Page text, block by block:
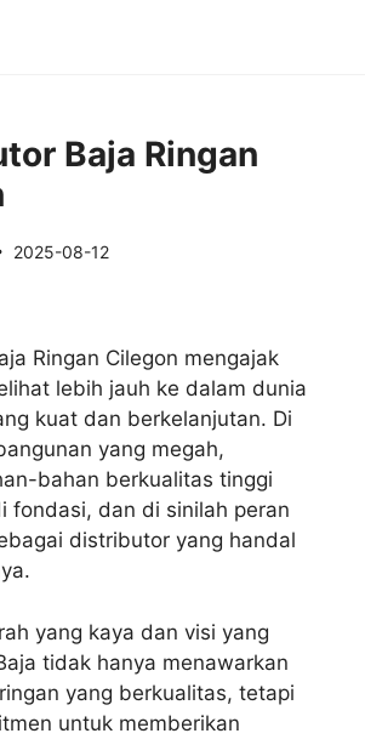
Baja Ringan
2025-08-12
Ringan Cilegon mengajak
lebih jauh ke dalam dunia
kuat dan berkelanjutan. Di
yang megah,
bahan berkualitas tinggi
fondasi, dan di sinilah peran
distributor yang handal
yang kaya dan visi yang
tidak hanya menawarkan
yang berkualitas, tetapi
untuk memberikan